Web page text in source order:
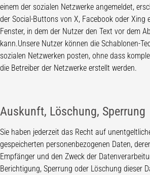
einem der sozialen Netzwerke angemeldet,
der Social-Buttons von X, Facebook oder Xing
Fenster, in dem der Nutzer den Text vor dem
kann.Unsere Nutzer können die Schablonen-
sozialen Netzwerken posten, ohne dass
die Betreiber der Netzwerke erstellt werden.
Auskunft, Löschung, Sperrung
Sie haben jederzeit das Recht auf
gespeicherten personenbezogenen Daten,
Empfänger und den Zweck der
Berichtigung, Sperrung oder Löschung dieser